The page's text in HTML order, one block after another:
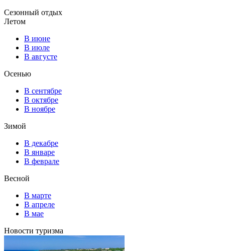
Сезонный отдых
Летом
В июне
В июле
В августе
Осенью
В сентябре
В октябре
В ноябре
Зимой
В декабре
В январе
В феврале
Весной
В марте
В апреле
В мае
Новости туризма